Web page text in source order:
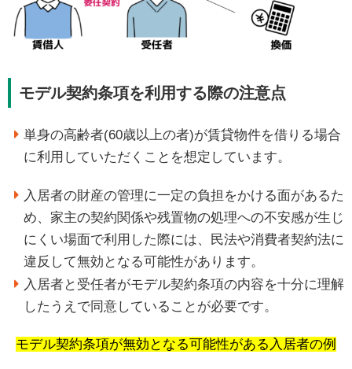
モデル契約条項を利用する際の注意点
単身の高齢者(60歳以上の者)が賃貸物件を借りる場合
に利用していただくことを想定しています。
入居者の財産の管理に一定の負担をかける面があるた
め、家主の契約関係や残置物の処理への不安感が生じ
にくい場面で利用した際には、民法や消費者契約法に
違反して無効となる可能性があります。
入居者と受任者がモデル契約条項の内容を十分に理解
したうえで同意していることが必要です。
モデル契約条項が無効となる可能性がある入居者の例